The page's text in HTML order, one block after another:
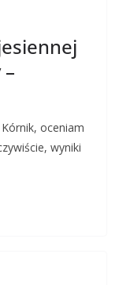
oceniam
wyniki